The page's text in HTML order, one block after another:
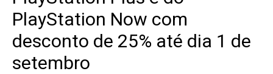
PlayStation Now com
desconto de 25% até dia 1 de
setembro